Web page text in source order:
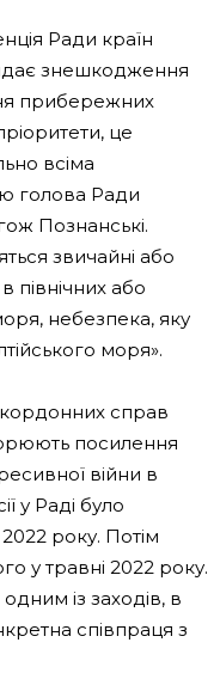
Ради країн
знешкодження
прибережних
це
всіма
голова Ради
Познанські.
звичайні або
північних або
небезпека, яку
моря».
справ
посилення
війни в
у Раді було
року. Потім
у травні 2022 року.
із заходів, в
співпраця з